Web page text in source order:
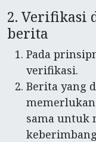
2. Verifikasi
berita
Pada
verifikasi.
Berita yang
sama untuk